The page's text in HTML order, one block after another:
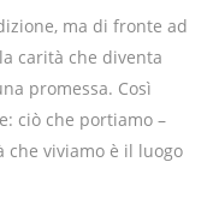
ma di fronte ad
carità che diventa
promessa. Così
ciò che portiamo –
che viviamo è il luogo